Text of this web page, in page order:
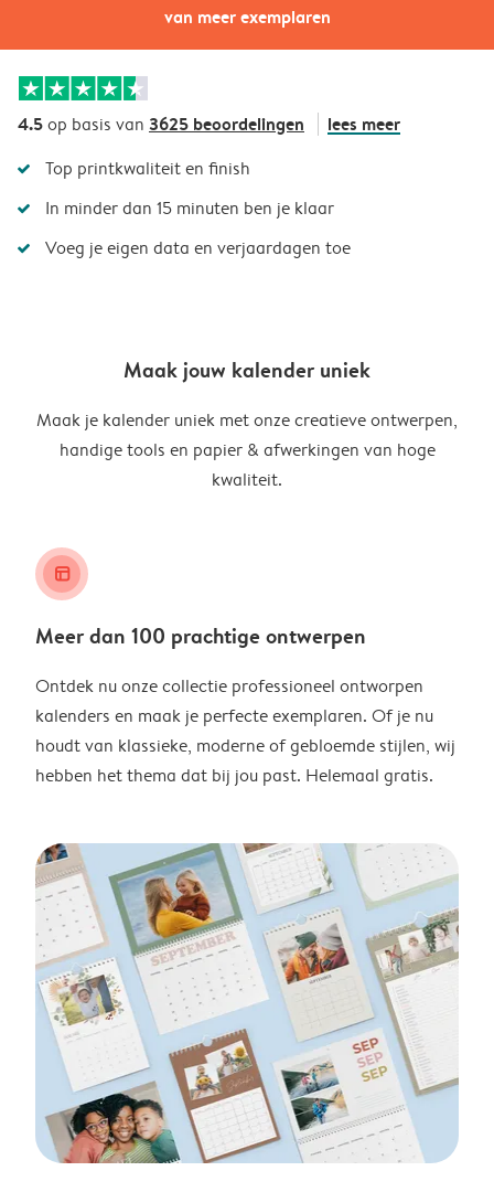
van meer exemplaren
4.5op basis van 3625 beoordelingen lees meer
Top printkwaliteit en finish
In minder dan 15 minuten ben je klaar
Voeg je eigen data en verjaardagen toe
Maak jouw kalender uniek
Maak je kalender uniek met onze creatieve ontwerpen,
handige tools en papier & afwerkingen van hoge
kwaliteit.
layout_alt
Meer dan 100 prachtige ontwerpen
Ontdek nu onze collectie professioneel ontworpen
kalenders en maak je perfecte exemplaren. Of je nu
houdt van klassieke, moderne of gebloemde stijlen, wij
hebben het thema dat bij jou past. Helemaal gratis.